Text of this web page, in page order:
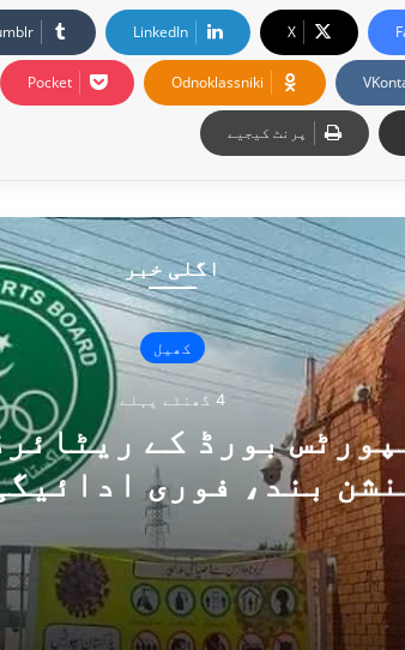
X
LinkedIn
Odnoklassniki
Pocket
پرنٹ کیجیے
اگلی خبر
کھیل
4 گھنٹے پہلے
بورڈ کے
بند، فوری